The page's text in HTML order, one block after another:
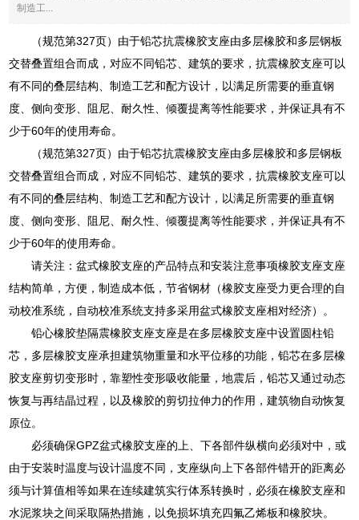
制造工...
（规范第327页）由于铅芯抗震橡胶支座由多层橡胶和多层钢板
交替叠置组合而成，对应不同铅芯、建筑的要求，抗震橡胶支座可以
有不同的叠层结构、制造工艺和配方设计，以满足所需要的垂直钢
度、侧向变形、阻尼、耐久性、倾覆提离等性能要求，并保证具有不
少于60年的使用寿命。
（规范第327页）由于铅芯抗震橡胶支座由多层橡胶和多层钢板
交替叠置组合而成，对应不同铅芯、建筑的要求，抗震橡胶支座可以
有不同的叠层结构、制造工艺和配方设计，以满足所需要的垂直钢
度、侧向变形、阻尼、耐久性、倾覆提离等性能要求，并保证具有不
少于60年的使用寿命。
请关注：盆式橡胶支座的产品特点和安装注意事项橡胶支座支座
结构简单，方便，制造成本低，节省钢材（橡胶支座受力更合理的自
动校准系统，自动校准系统支持多采用盆式橡胶支座相对经济）。
铅心橡胶垫隔震橡胶支座支座是在多层橡胶支座中设置圆柱铅
芯，多层橡胶支座承担建筑物重量和水平位移的功能，铅芯在多层橡
胶支座剪切变形时，靠塑性变形吸收能量，地震后，铅芯又通过动态
恢复与再结晶过程，以及橡胶的剪切拉伸力的作用，建筑物自动恢复
原位。
必须确保GPZ盆式橡胶支座的上、下各部件纵横向必须对中，或
由于安装时温度与设计温度不同，支座纵向上下各部件错开的距离必
须与计算值相等如果在连续建筑实行体系转换时，必须在橡胶支座和
水泥浆块之间采取隔热措施，以免损坏填充四氟乙烯板和橡胶块。